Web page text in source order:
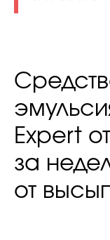
Expert
за
от